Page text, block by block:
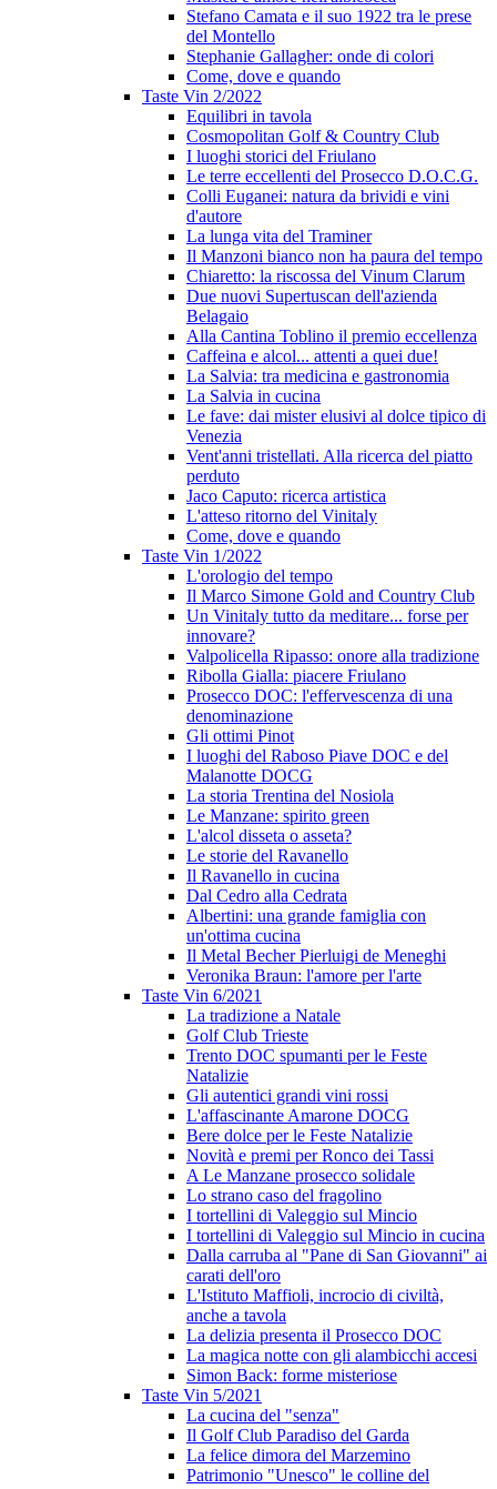
Stefano Camata e il suo 1922 tra le prese
del Montello
Stephanie Gallagher: onde di colori
Come, dove e quando
Taste Vin 2/2022
Equilibri in tavola
Cosmopolitan Golf & Country Club
I luoghi storici del Friulano
Le terre eccellenti del Prosecco D.O.C.G.
Colli Euganei: natura da brividi e vini
d'autore
La lunga vita del Traminer
Il Manzoni bianco non ha paura del tempo
Chiaretto: la riscossa del Vinum Clarum
Due nuovi Supertuscan dell'azienda
Belagaio
Alla Cantina Toblino il premio eccellenza
Caffeina e alcol... attenti a quei due!
La Salvia: tra medicina e gastronomia
La Salvia in cucina
Le fave: dai mister elusivi al dolce tipico di
Venezia
Vent'anni tristellati. Alla ricerca del piatto
perduto
Jaco Caputo: ricerca artistica
L'atteso ritorno del Vinitaly
Come, dove e quando
Taste Vin 1/2022
L'orologio del tempo
Il Marco Simone Gold and Country Club
Un Vinitaly tutto da meditare... forse per
innovare?
Valpolicella Ripasso: onore alla tradizione
Ribolla Gialla: piacere Friulano
Prosecco DOC: l'effervescenza di una
denominazione
Gli ottimi Pinot
I luoghi del Raboso Piave DOC e del
Malanotte DOCG
La storia Trentina del Nosiola
Le Manzane: spirito green
L'alcol disseta o asseta?
Le storie del Ravanello
Il Ravanello in cucina
Dal Cedro alla Cedrata
Albertini: una grande famiglia con
un'ottima cucina
Il Metal Becher Pierluigi de Meneghi
Veronika Braun: l'amore per l'arte
Taste Vin 6/2021
La tradizione a Natale
Golf Club Trieste
Trento DOC spumanti per le Feste
Natalizie
Gli autentici grandi vini rossi
L'affascinante Amarone DOCG
Bere dolce per le Feste Natalizie
Novità e premi per Ronco dei Tassi
A Le Manzane prosecco solidale
Lo strano caso del fragolino
I tortellini di Valeggio sul Mincio
I tortellini di Valeggio sul Mincio in cucina
Dalla carruba al "Pane di San Giovanni" ai
carati dell'oro
L'Istituto Maffioli, incrocio di civiltà,
anche a tavola
La delizia presenta il Prosecco DOC
La magica notte con gli alambicchi accesi
Simon Back: forme misteriose
Taste Vin 5/2021
La cucina del "senza"
Il Golf Club Paradiso del Garda
La felice dimora del Marzemino
Patrimonio "Unesco" le colline del